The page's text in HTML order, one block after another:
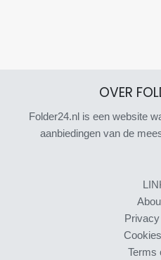
OVER
Folder24.nl is een website
aanbiedingen van de
Terms